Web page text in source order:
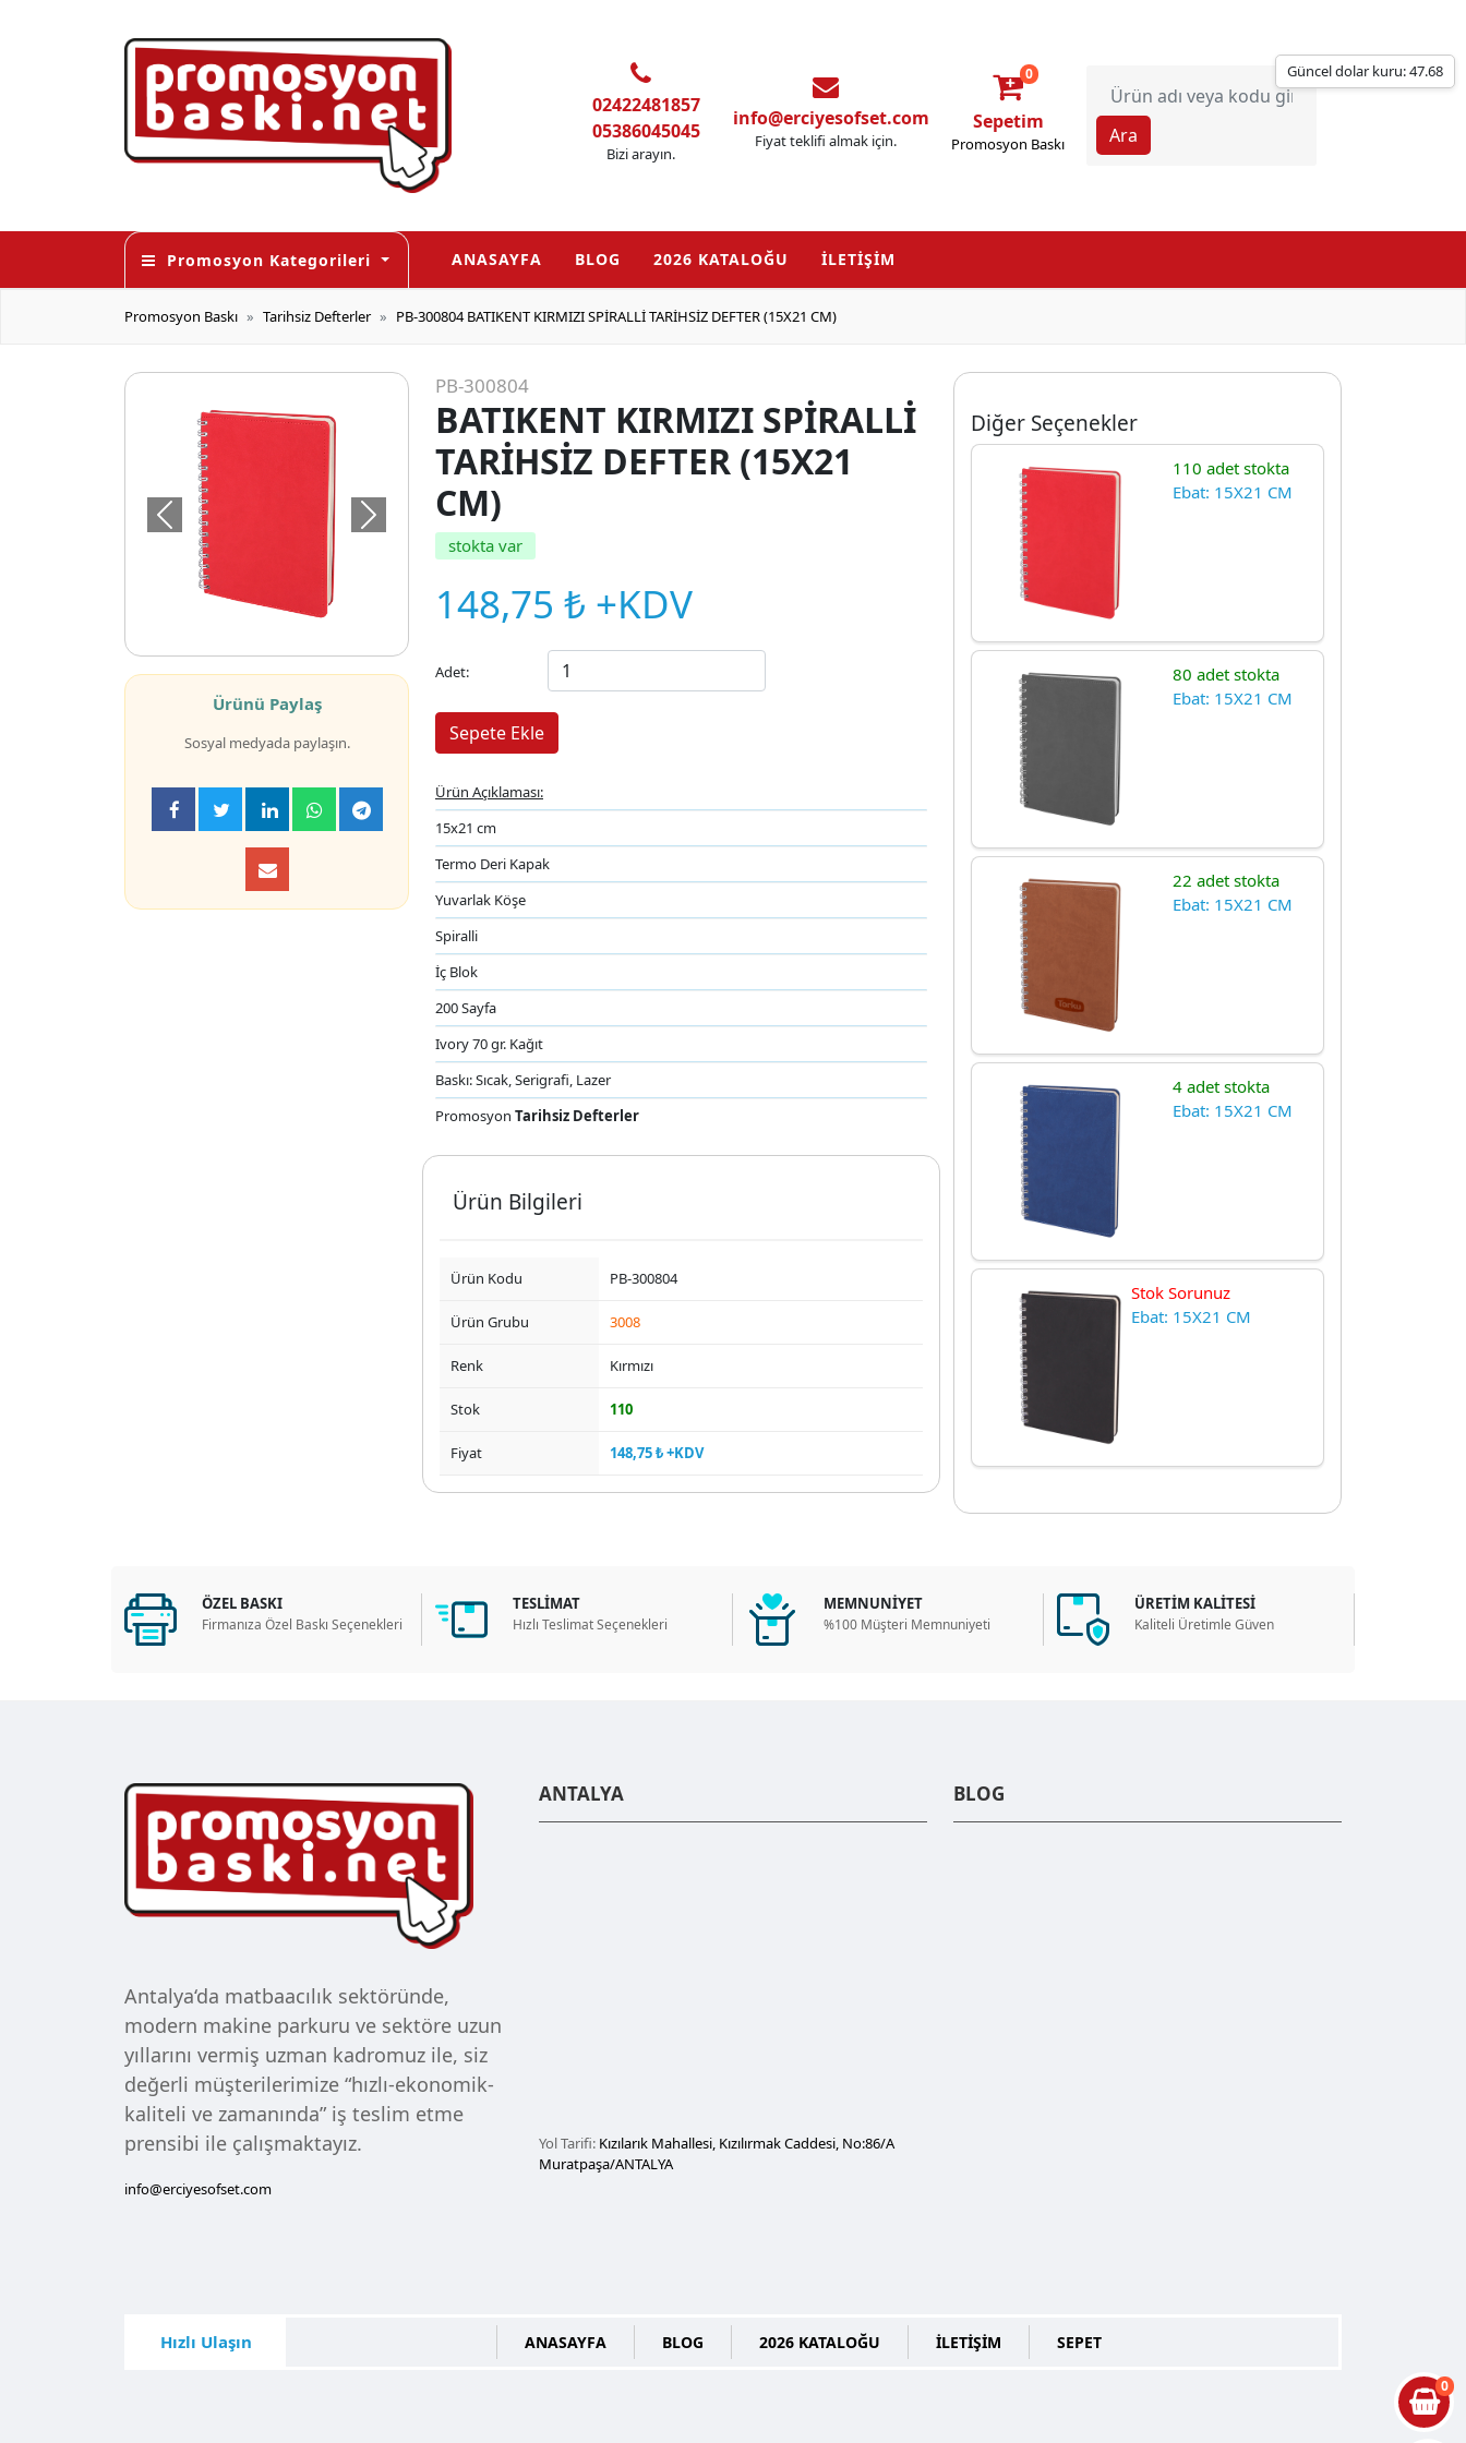
Güncel dolar kuru: 47.68
0
02422481857
05386045045
Bizi arayın.
info@erciyesofset.com
Fiyat teklifi almak için.
Sepetim
0
Promosyon Baskı
Promosyon Kategorileri ANASAYFA BLOG 2026 KATALOĞU İLETİŞİM
Promosyon Baskı Tarihsiz Defterler PB-300804 BATIKENT KIRMIZI SPİRALLİ TARİHSİZ DEFTER (15X21 CM)
Önceki Sonraki
Ürünü Paylaş
Sosyal medyada paylaşın.
PB-300804
BATIKENT KIRMIZI SPİRALLİ
TARİHSİZ DEFTER (15X21
CM)
stokta var
148,75 ₺ +KDV
Adet:
Ürün Açıklaması:
15x21 cm
Termo Deri Kapak
Yuvarlak Köşe
Spiralli
İç Blok
200 Sayfa
Ivory 70 gr. Kağıt
Baskı: Sıcak, Serigrafi, Lazer
Promosyon Tarihsiz Defterler
Ürün Bilgileri
Ürün Kodu PB-300804
Ürün Grubu 3008
Renk Kırmızı
Stok 110
Fiyat 148,75 ₺ +KDV
Diğer Seçenekler
110 adet stokta
Ebat: 15X21 CM
80 adet stokta
Ebat: 15X21 CM
22 adet stokta
Ebat: 15X21 CM
4 adet stokta
Ebat: 15X21 CM
Stok Sorunuz
Ebat: 15X21 CM
ÖZEL BASKI
Firmanıza Özel Baskı Seçenekleri
TESLİMAT
Hızlı Teslimat Seçenekleri
MEMNUNİYET
%100 Müşteri Memnuniyeti
ÜRETİM KALİTESİ
Kaliteli Üretimle Güven
Antalya‘da matbaacılık sektöründe,
modern makine parkuru ve sektöre uzun
yıllarını vermiş uzman kadromuz ile, siz
değerli müşterilerimize “hızlı-ekonomik-
kaliteli ve zamanında” iş teslim etme
prensibi ile çalışmaktayız.
info@erciyesofset.com
ANTALYA
Yol Tarifi: Kızılarık Mahallesi, Kızılırmak Caddesi, No:86/A
Muratpaşa/ANTALYA
BLOG
Hızlı Ulaşın ANASAYFA BLOG 2026 KATALOĞU İLETİŞİM SEPET